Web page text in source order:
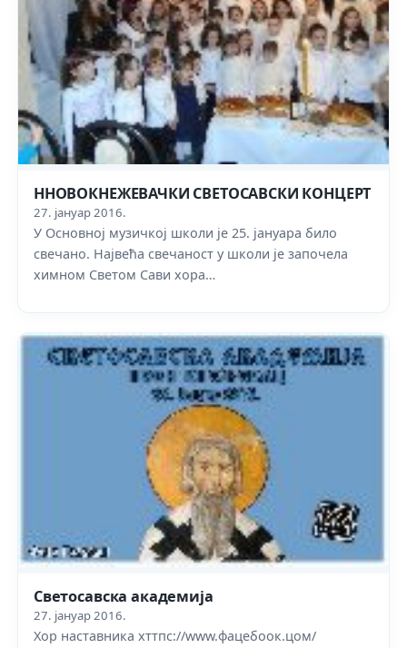
ННОВОКНЕЖЕВАЧКИ СВЕТОСАВСКИ КОНЦЕРТ
27. јануар 2016.
У Основној музичкој школи је 25. јануара било
свечано. Највећа свечаност у школи је започела
химном Светом Сави хора…
Светосавска академија
27. јануар 2016.
Хор наставника хттпс://www.фацебоок.цом/